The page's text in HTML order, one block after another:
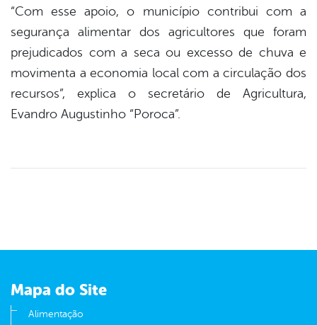
“Com esse apoio, o município contribui com a
segurança alimentar dos agricultores que foram
prejudicados com a seca ou excesso de chuva e
movimenta a economia local com a circulação dos
recursos”, explica o secretário de Agricultura,
Evandro Augustinho “Poroca”.
Mapa do Site
Alimentação